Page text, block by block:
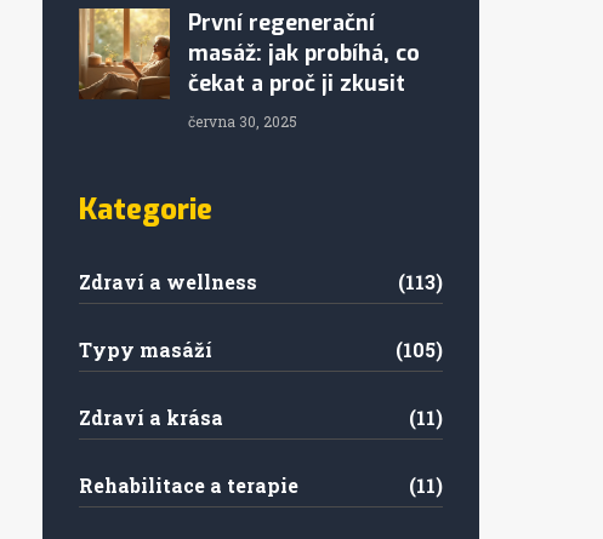
První regenerační
masáž: jak probíhá, co
čekat a proč ji zkusit
června 30, 2025
Kategorie
Zdraví a wellness (113)
Typy masáží (105)
Zdraví a krása (11)
Rehabilitace a terapie (11)